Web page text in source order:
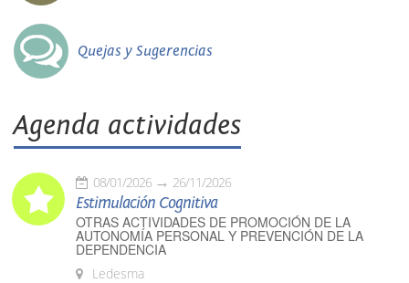
Quejas y Sugerencias
Agenda actividades
08/01/2026 26/11/2026
Estimulación Cognitiva
OTRAS ACTIVIDADES DE PROMOCIÓN DE LA
AUTONOMÍA PERSONAL Y PREVENCIÓN DE LA
DEPENDENCIA
Ledesma